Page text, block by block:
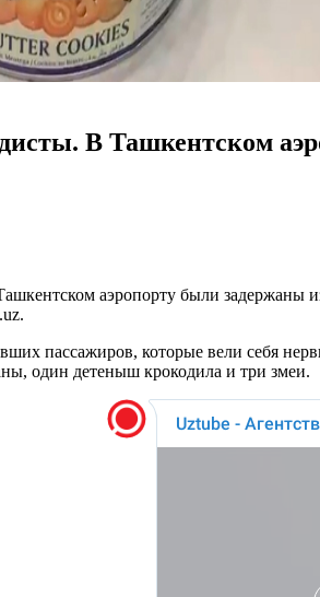
В Ташкентском
аэропорту были задержаны
пассажиров, которые вели себя
один детеныш крокодила и три змеи.